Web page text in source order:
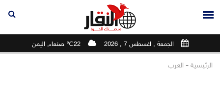
الجمعة , اغسطس 7 , 2026 22℃ صنعاء, اليمن
الرئيسية - العرب